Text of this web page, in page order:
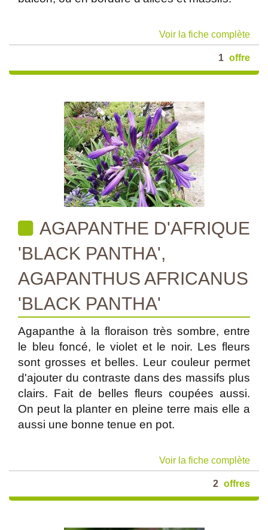
Voir la fiche complète
1 offre
AGAPANTHE D'AFRIQUE
'BLACK PANTHA',
AGAPANTHUS AFRICANUS
'BLACK PANTHA'
Agapanthe à la floraison très sombre, entre
le bleu foncé, le violet et le noir. Les fleurs
sont grosses et belles. Leur couleur permet
d'ajouter du contraste dans des massifs plus
clairs. Fait de belles fleurs coupées aussi.
On peut la planter en pleine terre mais elle a
aussi une bonne tenue en pot.
Voir la fiche complète
2 offres